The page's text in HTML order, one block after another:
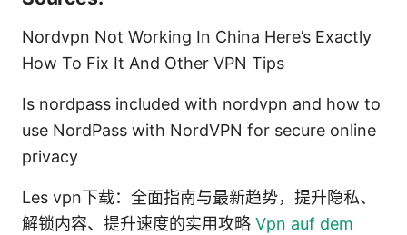
Nordvpn Not Working In China Here’s Exactly
How To Fix It And Other VPN Tips
Is nordpass included with nordvpn and how to
use NordPass with NordVPN for secure online
privacy
Les vpn下载：全面指南与最新趋势，提升隐私、
解锁内容、提升速度的实用攻略 Vpn auf dem